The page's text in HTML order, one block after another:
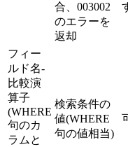
合、003002
のエラーを
返却
フィー
ルド名-
比較演
算子
(WHERE
句のカ
ラムと
検索条件の
値(WHERE
句の値相当)